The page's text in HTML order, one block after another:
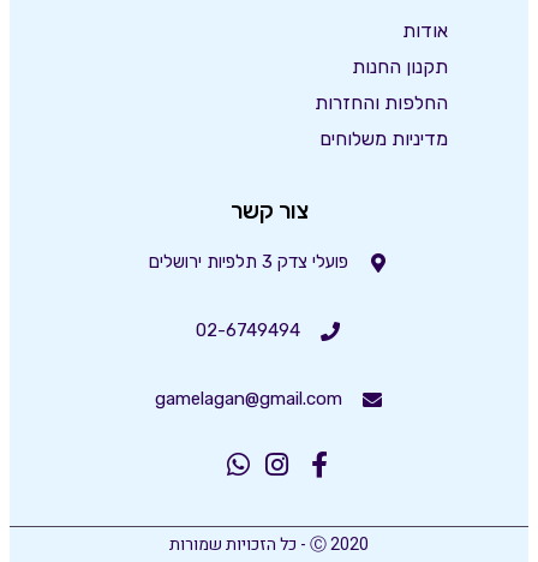
אודות
תקנון החנות
החלפות והחזרות
מדיניות משלוחים
צור קשר
פועלי צדק 3 תלפיות ירושלים
02-6749494
gamelagan@gmail.com
Ⓒ 2020 - כל הזכויות שמורות